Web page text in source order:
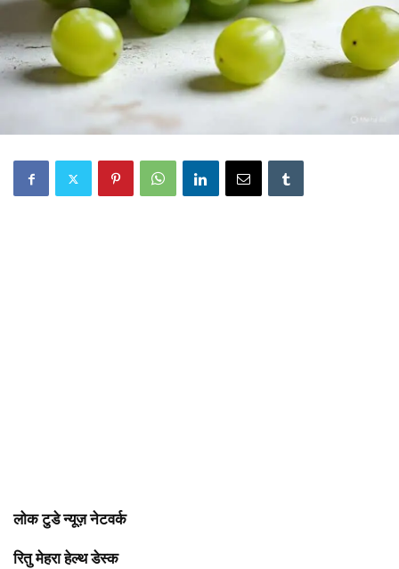
लोक टुडे न्यूज़ नेटवर्क
रितु मेहरा हेल्थ डेस्क